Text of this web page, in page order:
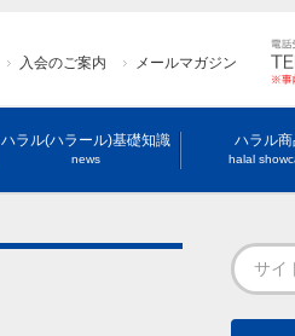
入会のご案内 メールマガジン
ハラル(ハラール)基礎知識
news
ハラル
halal